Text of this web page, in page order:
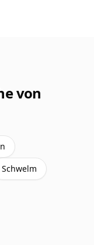
von
Schwelm